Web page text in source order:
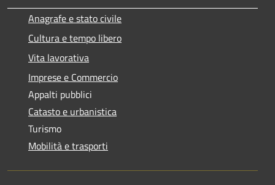
Anagrafe e stato civile
Cultura e tempo libero
Vita lavorativa
Imprese e Commercio
Appalti pubblici
Catasto e urbanistica
Turismo
Mobilità e trasporti